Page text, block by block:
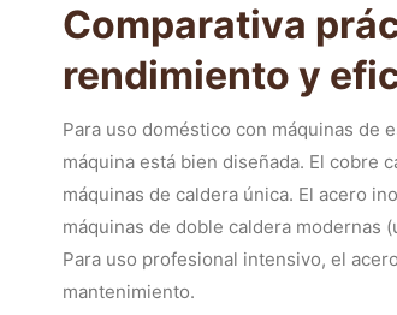
Comparativa
rendimiento y
Para uso doméstico con máquinas de
máquina está bien diseñada. El cobre
máquinas de caldera única. El acero
máquinas de doble caldera modernas
Para uso profesional intensivo, el
mantenimiento.